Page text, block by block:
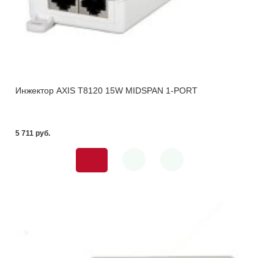
Инжектор AXIS T8120 15W MIDSPAN 1-PORT
5 711 pуб.